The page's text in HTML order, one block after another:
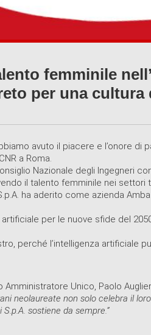
femminile
per una
avuto il piacere e l’onore di
a Roma.
Nazionale degli Ingegneri
il talento femminile nei
ha aderito come azienda
artificiale per le nuove sfide del
perché l’intelligenza artificiale
Unico, Paolo
neolaureate non solo celebra il
sostiene da sempre.”